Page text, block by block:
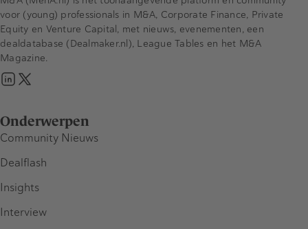
Onderwerpen
Community Nieuws
Dealflash
Insights
Interview
voor (young) professionals in M&A, Corporate Finance, Private
Equity en Venture Capital, met nieuws, evenementen, een
dealdatabase (Dealmaker.nl), League Tables en het M&A
Magazine.